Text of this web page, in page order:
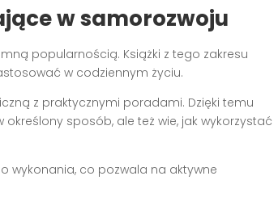
w samorozwoju
popularnością. Książki z tego zakresu
w codziennym życiu.
z praktycznymi poradami. Dzięki temu
sposób, ale też wie, jak wykorzystać
wykonania, co pozwala na aktywne